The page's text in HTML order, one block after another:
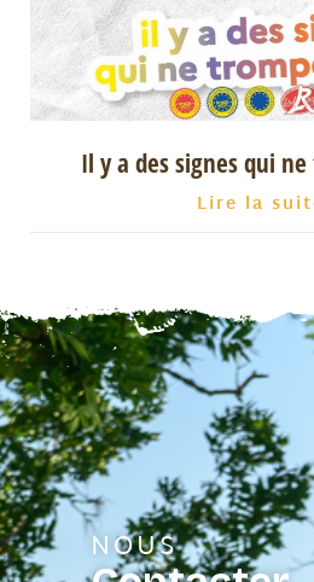
Il y a des signes qui
Lire la
NOUS